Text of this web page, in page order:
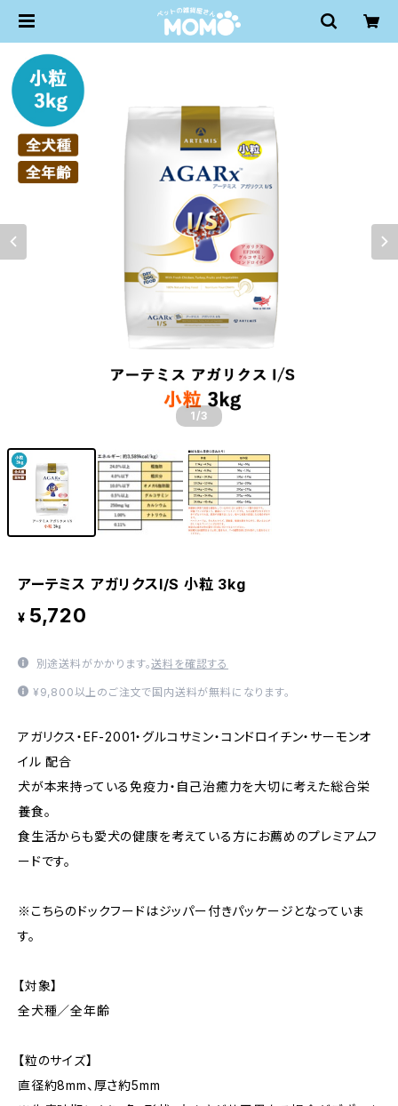
1 /3
アーテミス アガリクスI/S 小粒 3kg
¥ 5,720
別途送料がかかります。送料を確認する
¥9,800以上のご注文で国内送料が無料になります。
アガリクス・EF-2001・グルコサミン・コンドロイチン・サーモンオ
イル 配合
犬が本来持っている免疫力・自己治癒力を大切に考えた総合栄
養食。
食生活からも愛犬の健康を考えている方にお薦めのプレミアムフ
ードです。
※こちらのドックフードはジッパー付きパッケージとなっていま
す。
【対象】
全犬種／全年齢
【粒のサイズ】
直径約8mm、厚さ約5mm